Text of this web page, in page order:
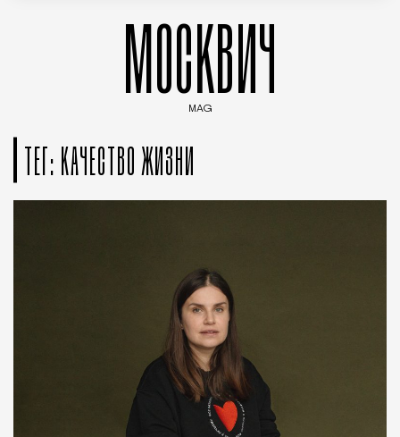
МОСКВИЧ
MAG
ТЕГ: КАЧЕСТВО ЖИЗНИ